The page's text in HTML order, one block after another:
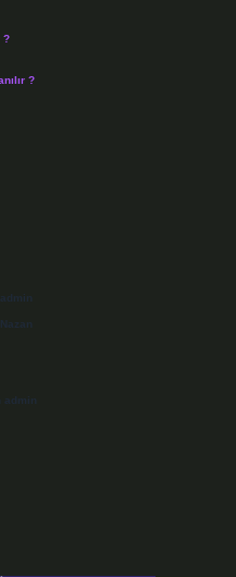
?
?
admin
Nazan
admin